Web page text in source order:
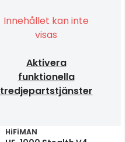
Innehållet kan inte
visas
Aktivera
funktionella
tredjepartstjänster
HiFiMAN